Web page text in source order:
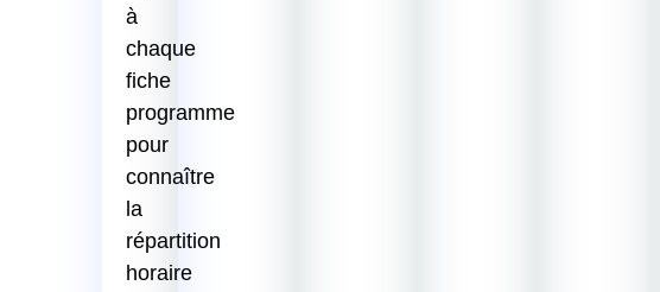
à
chaque
fiche
programme
pour
connaître
la
répartition
horaire